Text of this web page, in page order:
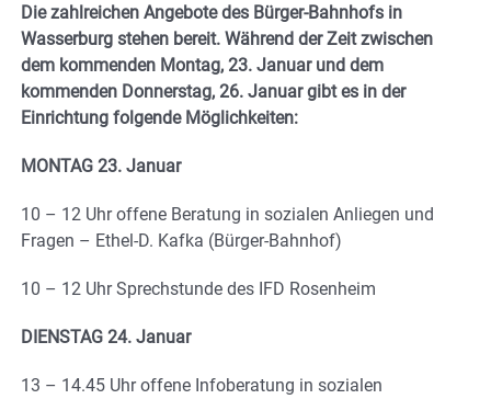
Die zahlreichen Angebote des Bürger-Bahnhofs in
Wasserburg stehen bereit. Während der Zeit zwischen
dem kommenden Montag, 23. Januar und dem
kommenden Donnerstag, 26. Januar gibt es in der
Einrichtung folgende Möglichkeiten:
MONTAG 23. Januar
10 – 12 Uhr offene Beratung in sozialen Anliegen und
Fragen – Ethel-D. Kafka (Bürger-Bahnhof)
10 – 12 Uhr Sprechstunde des IFD Rosenheim
DIENSTAG 24. Januar
13 – 14.45 Uhr offene Infoberatung in sozialen